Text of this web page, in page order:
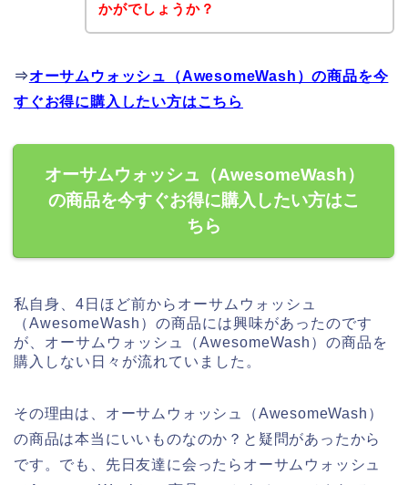
かがでしょうか？
⇒オーサムウォッシュ（AwesomeWash）の商品を今
すぐお得に購入したい方はこちら
オーサムウォッシュ（AwesomeWash）
の商品を今すぐお得に購入したい方はこ
ちら
私自身、4日ほど前からオーサムウォッシュ
（AwesomeWash）の商品には興味があったのです
が、オーサムウォッシュ（AwesomeWash）の商品を
購入しない日々が流れていました。
その理由は、オーサムウォッシュ（AwesomeWash）
の商品は本当にいいものなのか？と疑問があったから
です。でも、先日友達に会ったらオーサムウォッシュ